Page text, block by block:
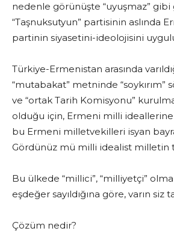
nedenle görünüşte “uyuşmaz”
“Taşnuksutyun” partisinin aslında
partinin siyasetini-ideolojisini
Türkiye-Ermenistan arasında
“mutabakat” metninde “soykırım”
ve “ortak Tarih Komisyonu”
olduğu için, Ermeni milli
bu Ermeni milletvekilleri isyan
Gördünüz mü milli idealist milletin
Bu ülkede “millici”, “milliyetçi”
eşdeğer sayıldığına göre, varın siz
Çözüm nedir?